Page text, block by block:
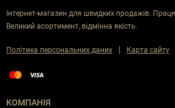
Інтернет-магазин для швидких продажів.
Великий асортимент, відмінна якість.
Політика персональних даних | Карта сайту
КОМПАНІЯ